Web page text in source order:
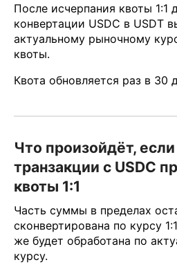
После исчерпания квоты 1:1
конвертации USDC в USDT
актуальному рыночному
квоты.
Квота обновляется раз в 30
Что произойдёт,
транзакции с USDC
квоты 1:1
Часть суммы в пределах
сконвертирована по курсу
же будет обработана по
курсу.